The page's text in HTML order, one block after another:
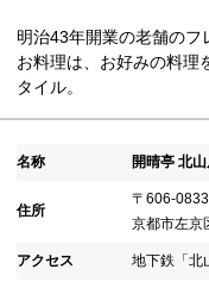
明治43年開業の老舗のフ
お料理は、お好みの料理
タイル。
名称 開晴亭 北
住所
〒606-0833
京都市左京
アクセス 地下鉄「北